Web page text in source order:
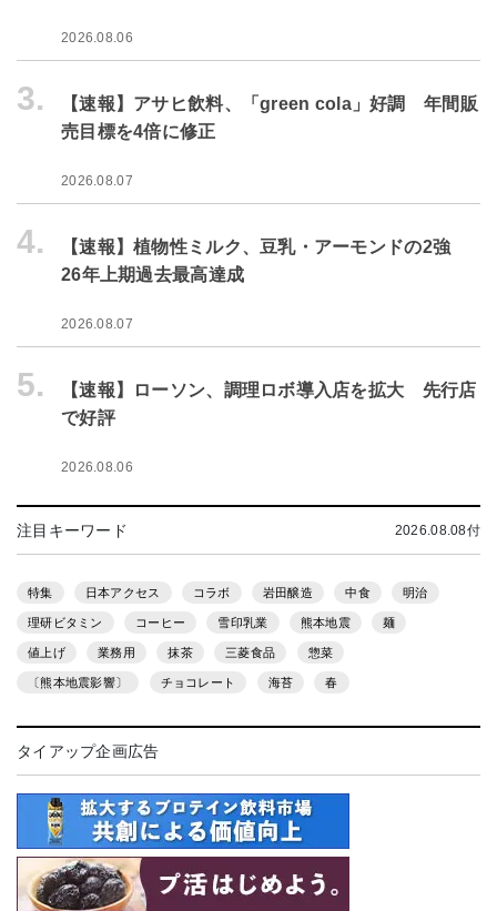
2026.08.06
3.
【速報】アサヒ飲料、「green cola」好調 年間販
売目標を4倍に修正
2026.08.07
4.
【速報】植物性ミルク、豆乳・アーモンドの2強
26年上期過去最高達成
2026.08.07
5.
【速報】ローソン、調理ロボ導入店を拡大 先行店
で好評
2026.08.06
注目キーワード 2026.08.08付
特集 日本アクセス コラボ 岩田醸造 中食 明治
理研ビタミン コーヒー 雪印乳業 熊本地震 麺
値上げ 業務用 抹茶 三菱食品 惣菜
〔熊本地震影響〕 チョコレート 海苔 春
タイアップ企画広告